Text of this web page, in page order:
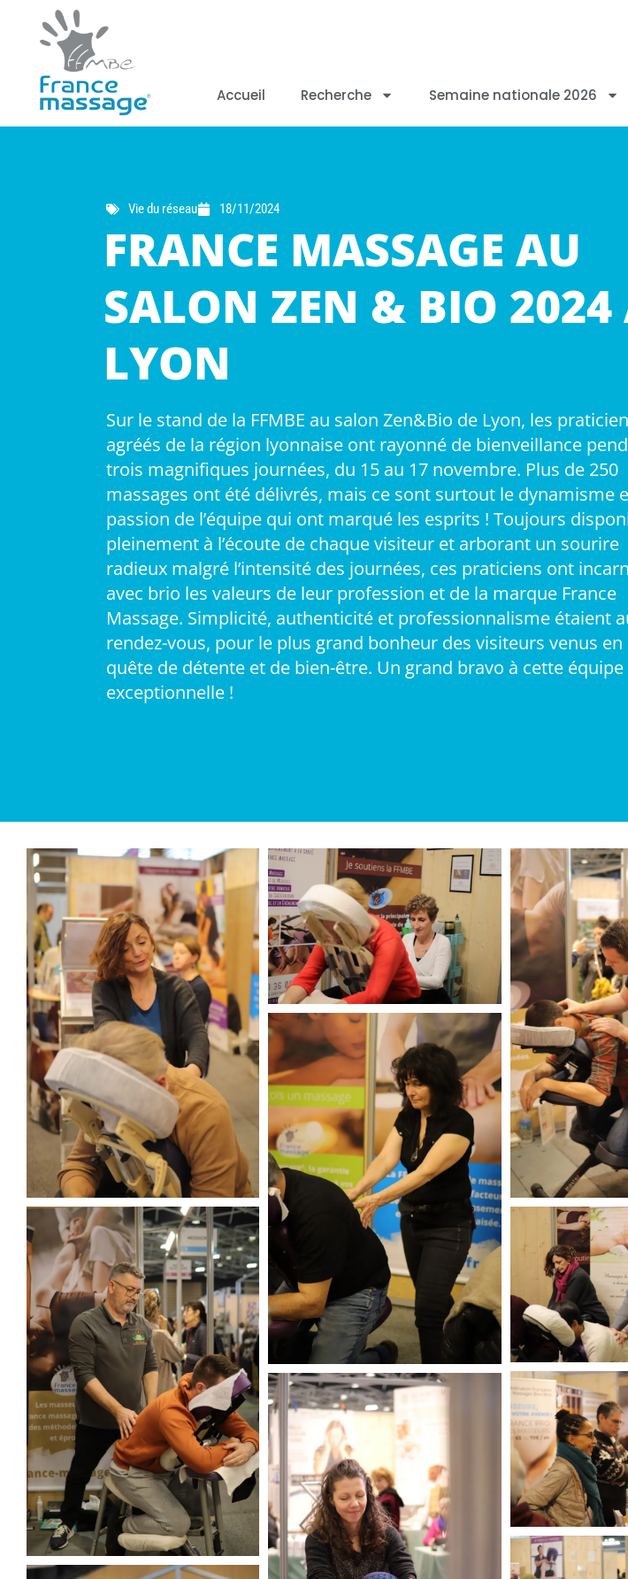
Accueil Recherche Semaine nationale 2026
Vie du réseau 18/11/2024
FRANCE MASSAGE AU
SALON ZEN & BIO 2024
LYON
Sur le stand de la FFMBE au salon Zen&Bio de Lyon, les
agréés de la région lyonnaise ont rayonné de bienveillance
trois magnifiques journées, du 15 au 17 novembre. Plus de 250
massages ont été délivrés, mais ce sont surtout le dynamisme
passion de l’équipe qui ont marqué les esprits ! Toujours
pleinement à l’écoute de chaque visiteur et arborant un sourire
radieux malgré l’intensité des journées, ces praticiens ont
avec brio les valeurs de leur profession et de la marque France
Massage. Simplicité, authenticité et professionnalisme étaient
rendez-vous, pour le plus grand bonheur des visiteurs venus en
quête de détente et de bien-être. Un grand bravo à cette équipe
exceptionnelle !